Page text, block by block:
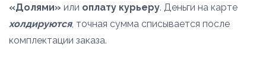
«Долями» или оплату курьеру. Деньги на карте
холдируются, точная сумма списывается после
комплектации заказа.